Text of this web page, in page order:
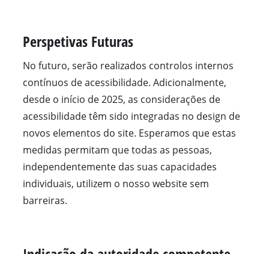
Perspetivas Futuras
No futuro, serão realizados controlos internos
contínuos de acessibilidade. Adicionalmente,
desde o início de 2025, as considerações de
acessibilidade têm sido integradas no design de
novos elementos do site. Esperamos que estas
medidas permitam que todas as pessoas,
independentemente das suas capacidades
individuais, utilizem o nosso website sem
barreiras.